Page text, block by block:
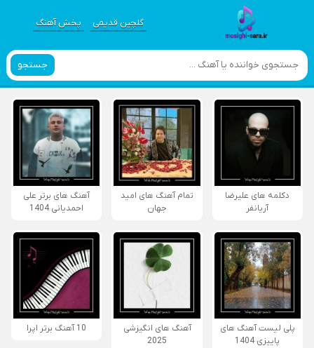
گلچین قدیمی پخش آهنگ
جستجو
دکلمه های علیرضا
آریانفر
تمام آهنگ های امید
جهان
آهنگ های برتر علی
احمدیانی 1404
پلی لیست آهنگ های
پاییزی 1404
آهنگ های انگیزشی
2025
10 آهنگ برتر اپرا